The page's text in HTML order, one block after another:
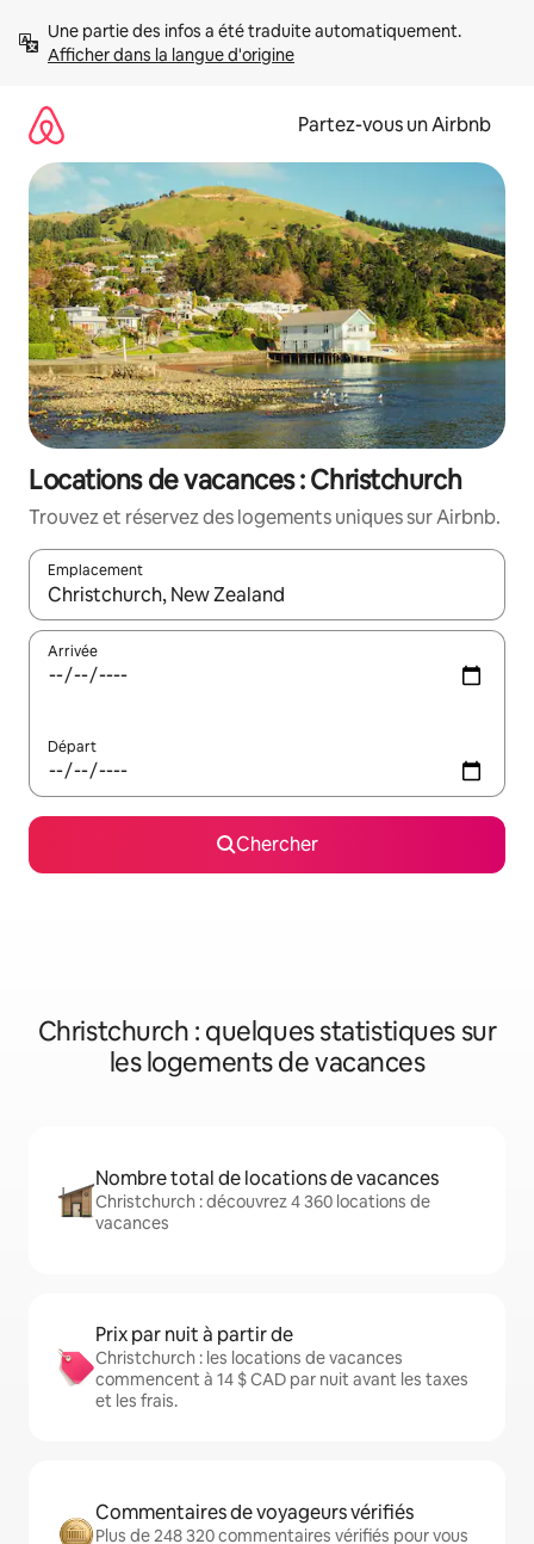
directement
Afficher dans la langue d'origine
Partez-vous un Airbnb
Locations de vacances : Christchurch
Trouvez et réservez des logements uniques sur Airbnb.
Emplacement
Quand les résultats sont affichés, parcourez-les en utilisant
Arrivée
Départ
Chercher
Christchurch : quelques statistiques sur
les logements de vacances
Nombre total de locations de vacances
Christchurch : découvrez 4 360 locations de
vacances
Prix par nuit à partir de
Christchurch : les locations de vacances
commencent à 14 $ CAD par nuit avant les taxes
et les frais.
Commentaires de voyageurs vérifiés
Plus de 248 320 commentaires vérifiés pour vous